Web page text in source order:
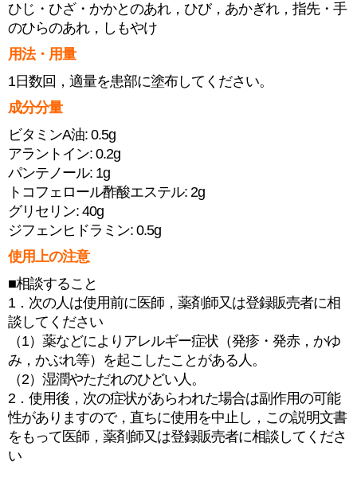
ひじ・ひざ・かかとのあれ，ひび，あかぎれ，指先・手
のひらのあれ，しもやけ
用法・用量
1日数回，適量を患部に塗布してください。
成分分量
ビタミンA油: 0.5g
アラントイン: 0.2g
パンテノール: 1g
トコフェロール酢酸エステル: 2g
グリセリン: 40g
ジフェンヒドラミン: 0.5g
使用上の注意
■相談すること
1．次の人は使用前に医師，薬剤師又は登録販売者に相
談してください
（1）薬などによりアレルギー症状（発疹・発赤，かゆ
み，かぶれ等）を起こしたことがある人。
（2）湿潤やただれのひどい人。
2．使用後，次の症状があらわれた場合は副作用の可能
性がありますので，直ちに使用を中止し，この説明文書
をもって医師，薬剤師又は登録販売者に相談してくださ
い